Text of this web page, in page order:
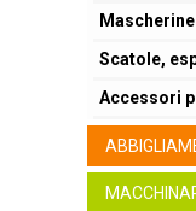
Mascherine
Scatole,
Accessori